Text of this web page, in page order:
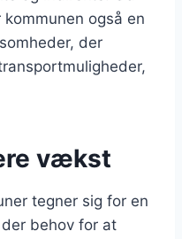
også en
der
vækst
tegner sig for en
behov for at